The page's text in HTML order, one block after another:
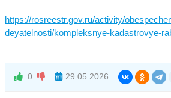
https://rosreestr.gov.ru/activity/
deyatelnosti/kompleksnye-kadastrovye-
0 29.05.2026